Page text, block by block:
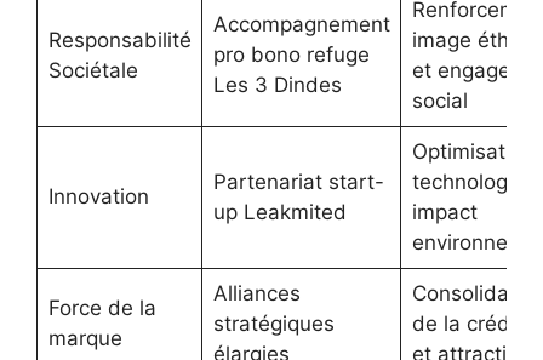
Responsabilité
Sociétale
Accompagnement
pro bono refuge
Les 3 Dindes
image
et
social
Innovation
Partenariat start-
up Leakmited
Optimisation
impact
Force de la
marque
Alliances
stratégiques
élargies
de la
et attractivité